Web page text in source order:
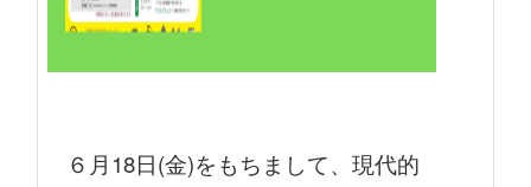
６月18日(金)をもちまして、現代的